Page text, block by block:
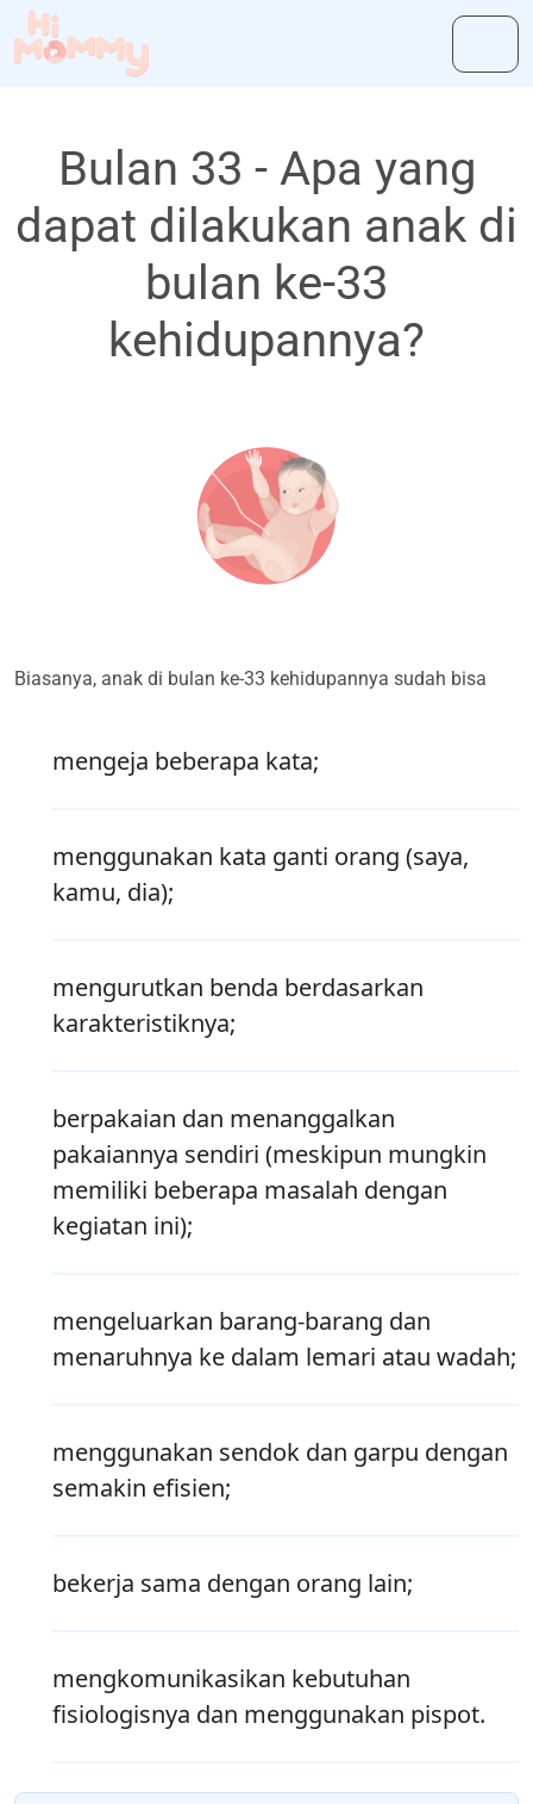
Bulan 33 - Apa yang
dapat dilakukan anak di
bulan ke-33
kehidupannya?
Biasanya, anak di bulan ke-33 kehidupannya sudah bisa
mengeja beberapa kata;
menggunakan kata ganti orang (saya,
kamu, dia);
mengurutkan benda berdasarkan
karakteristiknya;
berpakaian dan menanggalkan
pakaiannya sendiri (meskipun mungkin
memiliki beberapa masalah dengan
kegiatan ini);
mengeluarkan barang-barang dan
menaruhnya ke dalam lemari atau wadah;
menggunakan sendok dan garpu dengan
semakin efisien;
bekerja sama dengan orang lain;
mengkomunikasikan kebutuhan
fisiologisnya dan menggunakan pispot.